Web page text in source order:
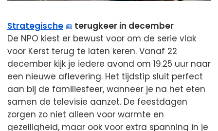
Strategische
terugkeer in december
De NPO kiest er bewust voor om de serie vlak
voor Kerst terug te laten keren. Vanaf 22
december kijk je iedere avond om 19.25 uur naar
een nieuwe aflevering. Het tijdstip sluit perfect
aan bij de familiesfeer, wanneer je na het eten
samen de televisie aanzet. De feestdagen
zorgen zo niet alleen voor warmte en
gezelligheid, maar ook voor extra spanning in je